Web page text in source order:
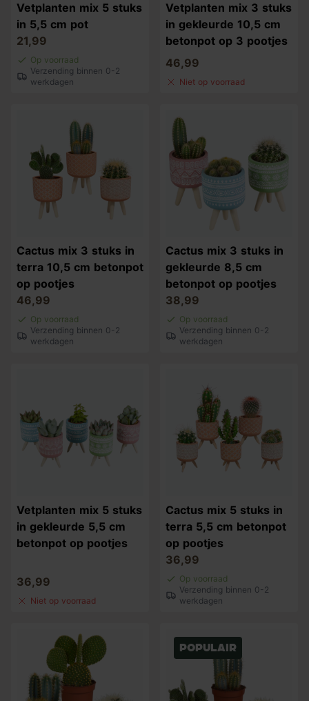
Vetplanten mix 5 stuks
in 5,5 cm pot
21,99
Op voorraad
Verzending binnen 0-2
werkdagen
Vetplanten mix 3 stuks
in gekleurde 10,5 cm
betonpot op 3 pootjes
46,99
Niet op voorraad
Cactus mix 3 stuks in
terra 10,5 cm betonpot
op pootjes
46,99
Op voorraad
Verzending binnen 0-2
werkdagen
Cactus mix 3 stuks in
gekleurde 8,5 cm
betonpot op pootjes
38,99
Op voorraad
Verzending binnen 0-2
werkdagen
Vetplanten mix 5 stuks
in gekleurde 5,5 cm
betonpot op pootjes
36,99
Niet op voorraad
Cactus mix 5 stuks in
terra 5,5 cm betonpot
op pootjes
36,99
Op voorraad
Verzending binnen 0-2
werkdagen
Populair